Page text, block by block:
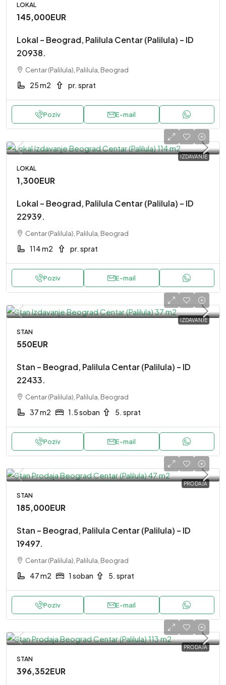
LOKAL
145,000EUR
Lokal – Beograd, Palilula Centar (Palilula) – ID
20938.
Centar (Palilula), Palilula, Beograd
25 m2 pr. sprat
Poziv E-mail
IZDAVANJE
LOKAL
1,300EUR
Lokal – Beograd, Palilula Centar (Palilula) – ID
22939.
Centar (Palilula), Palilula, Beograd
114 m2 pr. sprat
Poziv E-mail
IZDAVANJE
STAN
550EUR
Stan – Beograd, Palilula Centar (Palilula) – ID
22433.
Centar (Palilula), Palilula, Beograd
37 m2 1.5 soban 5. sprat
Poziv E-mail
PRODAJA
STAN
185,000EUR
Stan – Beograd, Palilula Centar (Palilula) – ID
19497.
Centar (Palilula), Palilula, Beograd
47 m2 1 soban 5. sprat
Poziv E-mail
PRODAJA
STAN
396,352EUR